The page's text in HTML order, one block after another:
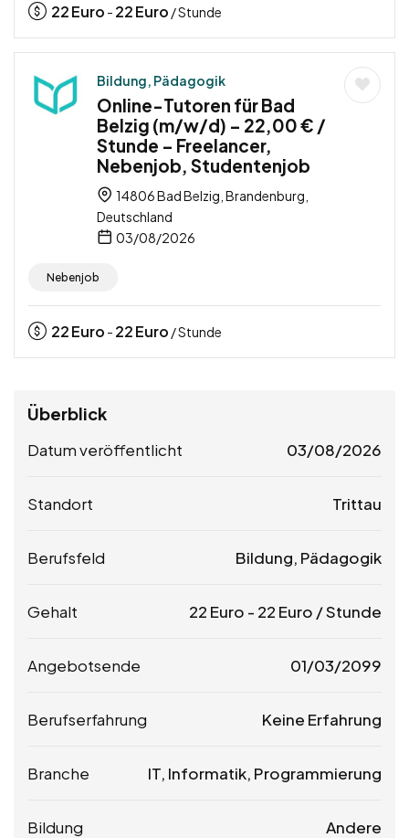
22Euro - 22Euro / Stunde
Bildung, Pädagogik
Online-Tutoren für Bad
Belzig (m/w/d) – 22,00 € /
Stunde – Freelancer,
Nebenjob, Studentenjob
14806 Bad Belzig, Brandenburg,
Deutschland
03/08/2026
Nebenjob
22Euro - 22Euro / Stunde
Überblick
Datum veröffentlicht 03/08/2026
Standort Trittau
Berufsfeld Bildung, Pädagogik
Gehalt 22 Euro - 22 Euro / Stunde
Angebotsende 01/03/2099
Berufserfahrung Keine Erfahrung
Branche IT, Informatik, Programmierung
Bildung Andere